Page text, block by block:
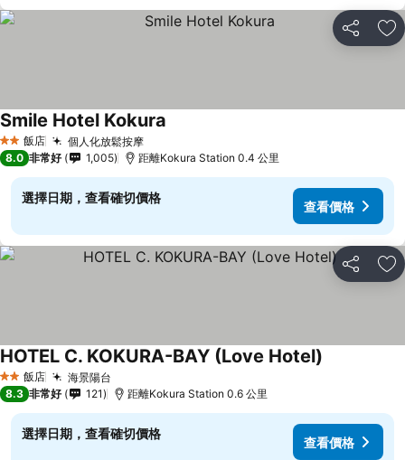
分享 加
2 星級飯店 個人化放鬆按摩
Smile Hotel Kokura
8.0 非常好 1,005 距離Kokura Station 0.4 公里
選擇日期，查看確切價格
查看價格
分享 加
2 星級飯店 海景陽台
HOTEL C. KOKURA-BAY (Love Hotel)
8.3 非常好 121 距離Kokura Station 0.6 公里
選擇日期，查看確切價格
查看價格